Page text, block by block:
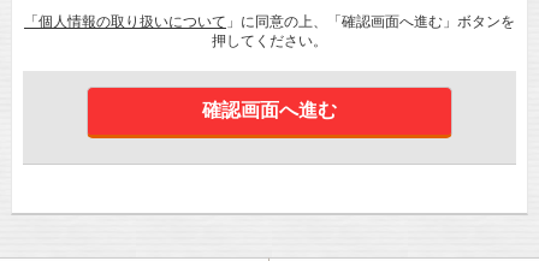
「個人情報の取り扱いについて 」に同意の上、「確認画面へ進む」ボタンを
押してください。